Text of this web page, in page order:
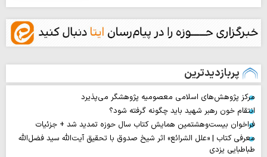
پربازدیدترین
مرکز پژوهش‌های اسلامی معصومیه پژوهشگر می‌پذیرد
انتقام خون رهبر شهید باید چگونه گرفته شود؟
فراخوان بیست‌وهشتمین همایش کتاب سال حوزه تمدید شد + جزئیات
معرفی کتاب | «علل الشرائع» اثر شیخ صدوق با تحقیق آیت‌الله سید فضل‌الله
طباطبایی یزدی